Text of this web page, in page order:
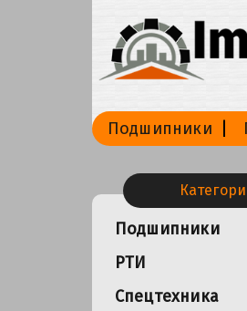
Подшипники
Подшипники
РТИ
Спецтехника